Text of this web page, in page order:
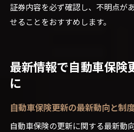
証券内容を必ず確認し、不明点が
せることをおすすめします。
最新情報で自動車保険
に
自動車保険更新の最新動向と制
自動車保険の更新に関する最新動